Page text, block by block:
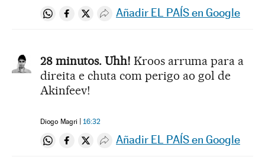
Compartir en Whatsapp
Compartir en Facebook
Compartir en Twitter
Desplegar Redes Sociales
Añadir EL PAÍS en Google
28 minutos. Uhh! Kroos arruma para a
direita e chuta com perigo ao gol de
Akinfeev!
Diogo Magri 16:32
Compartir en Whatsapp
Compartir en Facebook
Compartir en Twitter
Desplegar Redes Sociales
Añadir EL PAÍS en Google